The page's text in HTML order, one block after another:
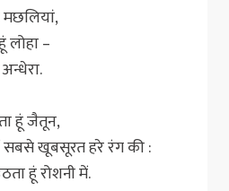
मछलियां,
लोहा –
हूं जैतून,
सबसे खूबसूरत हरे रंग की :
हूं रोशनी में.